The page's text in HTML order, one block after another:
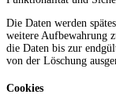
Die Daten werden
weitere Aufbewahrung
die Daten bis zur
von der Löschung
Cookies